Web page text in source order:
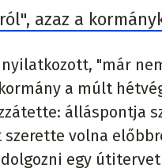
azaz a
"már
a múlt
álláspontja
szerette volna
egy